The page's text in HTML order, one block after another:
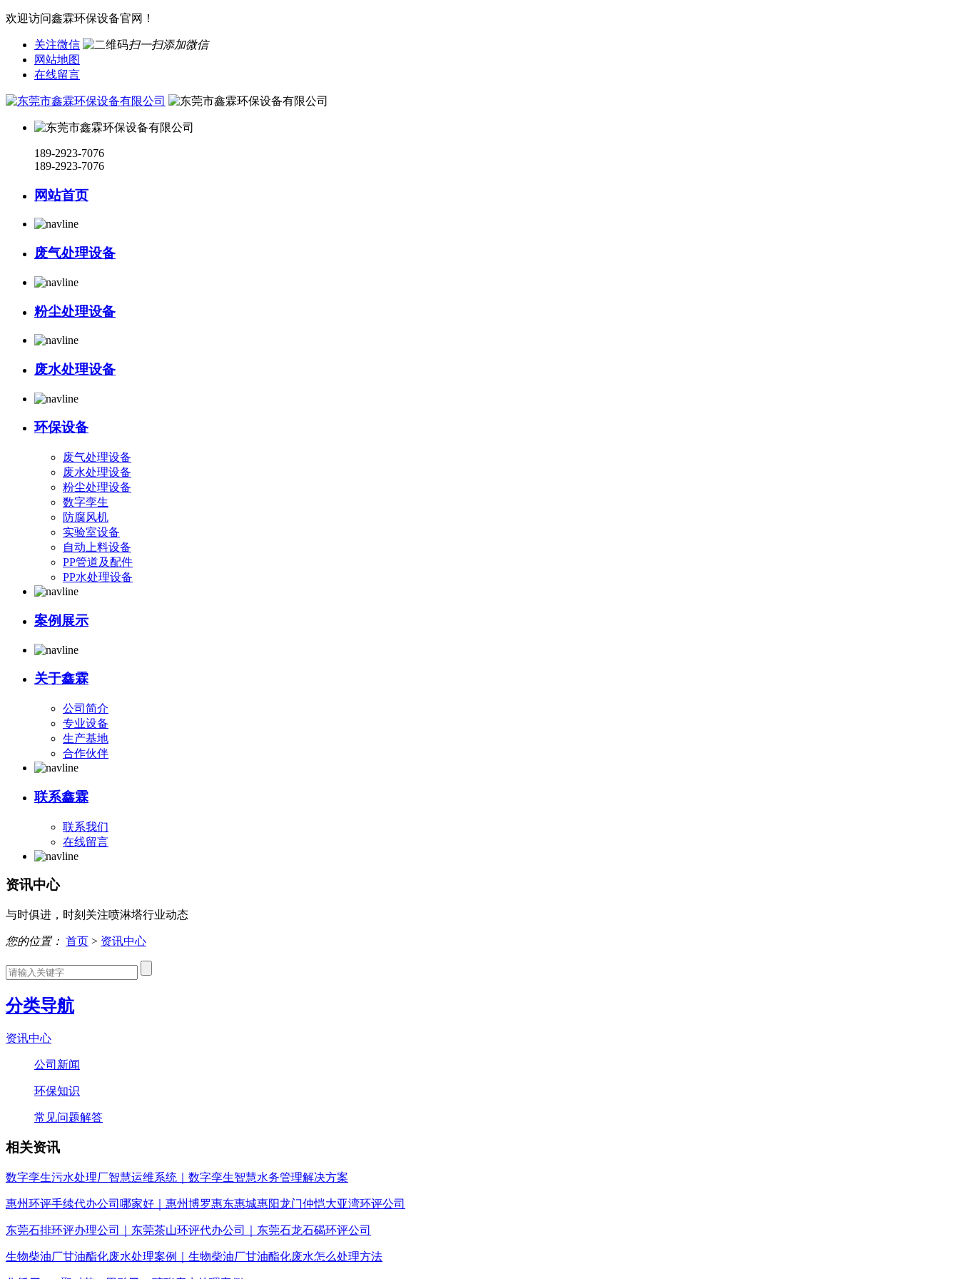
欢迎访问鑫霖环保设备官网！
关注微信
扫一扫添加微信
网站地图
在线留言
189-2923-7076
189-2923-7076
网站首页
废气处理设备
粉尘处理设备
废水处理设备
环保设备
废气处理设备
废水处理设备
粉尘处理设备
数字孪生
防腐风机
实验室设备
自动上料设备
PP管道及配件
PP水处理设备
案例展示
关于鑫霖
公司简介
专业设备
生产基地
合作伙伴
联系鑫霖
联系我们
在线留言
资讯中心
与时俱进，时刻关注喷淋塔行业动态
您的位置： 首页 > 资讯中心
分类导航
资讯中心
公司新闻
环保知识
常见问题解答
相关资讯
数字孪生污水处理厂智慧运维系统｜数字孪生智慧水务管理解决方案
惠州环评手续代办公司哪家好｜惠州博罗惠东惠城惠阳龙门仲恺大亚湾环评公司
东莞石排环评办理公司｜东莞茶山环评代办公司｜东莞石龙石碣环评公司
生物柴油厂甘油酯化废水处理案例｜生物柴油厂甘油酯化废水怎么处理方法